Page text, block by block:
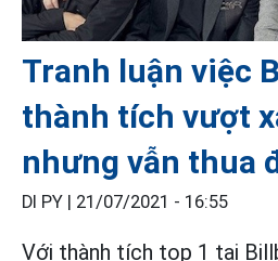
Tranh luận việc
thành tích vượt
nhưng vẫn thua
DI PY | 21/07/2021 - 16:55
Với thành tích top 1 tại